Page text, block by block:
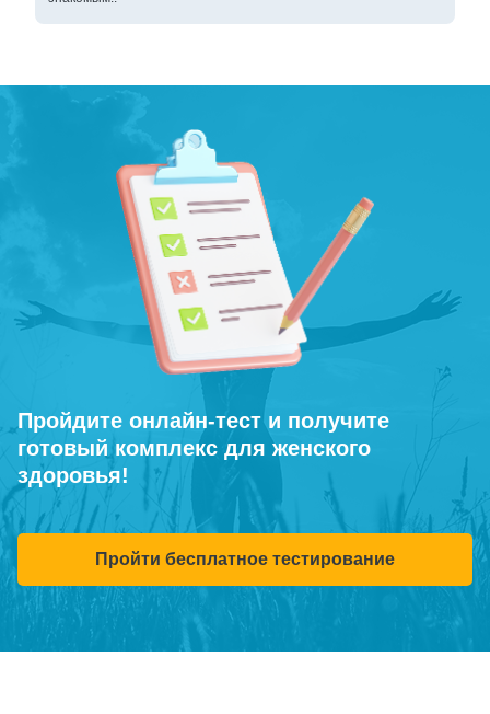
Пройдите онлайн-тест и получите
готовый комплекс для женского
здоровья!
Пройти бесплатное тестирование